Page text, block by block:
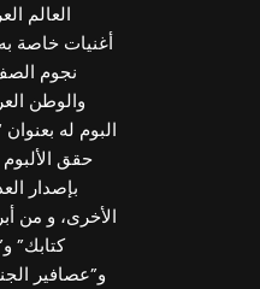
العالم
أغنيات خاصة
نجوم
والوطن
البوم له
حقق الألبوم
بإصدار
الأخرى، و من
كتابك”
و”عصافير